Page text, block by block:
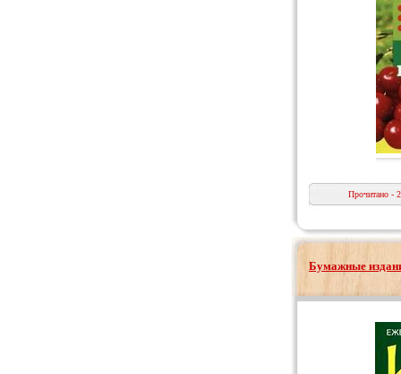
Прочитано -
Бумажные